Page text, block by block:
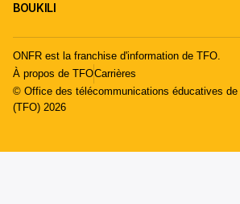
BOUKILI
ONFR est la franchise d'information de TFO.
À propos de TFOCarrières
© Office des télécommunications éducatives de
(TFO) 2026